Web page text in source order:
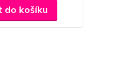
do košíku